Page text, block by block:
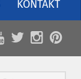
KONTAKT